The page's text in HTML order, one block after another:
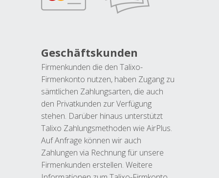
Geschäftskunden
Firmenkunden die den Talixo-
Firmenkonto nutzen, haben Zugang zu
sämtlichen Zahlungsarten, die auch
den Privatkunden zur Verfügung
stehen. Darüber hinaus unterstützt
Talixo Zahlungsmethoden wie AirPlus.
Auf Anfrage können wir auch
Zahlungen via Rechnung für unsere
Firmenkunden erstellen. Weitere